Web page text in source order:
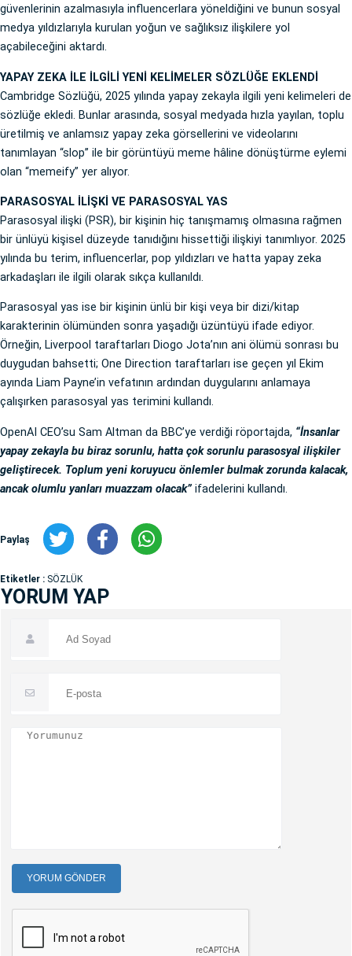
güvenlerinin azalmasıyla influencerlara yöneldiğini ve bunun sosyal
medya yıldızlarıyla kurulan yoğun ve sağlıksız ilişkilere yol
açabileceğini aktardı.
YAPAY ZEKA İLE İLGİLİ YENİ KELİMELER SÖZLÜĞE EKLENDİ
Cambridge Sözlüğü, 2025 yılında yapay zekayla ilgili yeni kelimeleri de
sözlüğe ekledi. Bunlar arasında, sosyal medyada hızla yayılan, toplu
üretilmiş ve anlamsız yapay zeka görsellerini ve videolarını
tanımlayan “slop” ile bir görüntüyü meme hâline dönüştürme eylemi
olan “memeify” yer alıyor.
PARASOSYAL İLİŞKİ VE PARASOSYAL YAS
Parasosyal ilişki (PSR), bir kişinin hiç tanışmamış olmasına rağmen
bir ünlüyü kişisel düzeyde tanıdığını hissettiği ilişkiyi tanımlıyor. 2025
yılında bu terim, influencerlar, pop yıldızları ve hatta yapay zeka
arkadaşları ile ilgili olarak sıkça kullanıldı.
Parasosyal yas ise bir kişinin ünlü bir kişi veya bir dizi/kitap
karakterinin ölümünden sonra yaşadığı üzüntüyü ifade ediyor.
Örneğin, Liverpool taraftarları Diogo Jota’nın ani ölümü sonrası bu
duygudan bahsetti; One Direction taraftarları ise geçen yıl Ekim
ayında Liam Payne’in vefatının ardından duygularını anlamaya
çalışırken parasosyal yas terimini kullandı.
OpenAI CEO’su Sam Altman da BBC’ye verdiği röportajda, “İnsanlar
yapay zekayla bu biraz sorunlu, hatta çok sorunlu parasosyal ilişkiler
geliştirecek. Toplum yeni koruyucu önlemler bulmak zorunda kalacak,
ancak olumlu yanları muazzam olacak” ifadelerini kullandı.
Paylaş
Etiketler : SÖZLÜK
YORUM YAP
YORUM GÖNDER